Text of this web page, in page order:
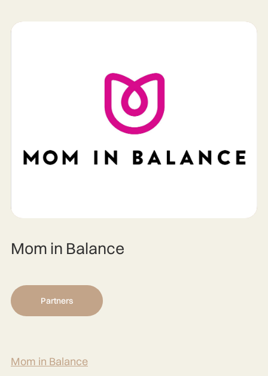
Mom in Balance
Partners
Mom in Balance